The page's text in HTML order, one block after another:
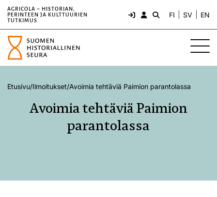
AGRICOLA – HISTORIAN,
PERINTEEN JA KULTTUURIEN
TUTKIMUS
FI SV EN
Etusivu/Ilmoitukset/Avoimia tehtäviä Paimion parantolassa
Avoimia tehtäviä Paimion
parantolassa